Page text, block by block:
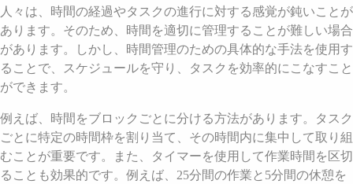
人々は、時間の経過やタスクの進行に対する感覚が鈍いことが
あります。そのため、時間を適切に管理することが難しい場合
があります。しかし、時間管理のための具体的な手法を使用す
ることで、スケジュールを守り、タスクを効率的にこなすこと
ができます。
例えば、時間をブロックごとに分ける方法があります。タスク
ごとに特定の時間枠を割り当て、その時間内に集中して取り組
むことが重要です。また、タイマーを使用して作業時間を区切
ることも効果的です。例えば、25分間の作業と5分間の休憩を